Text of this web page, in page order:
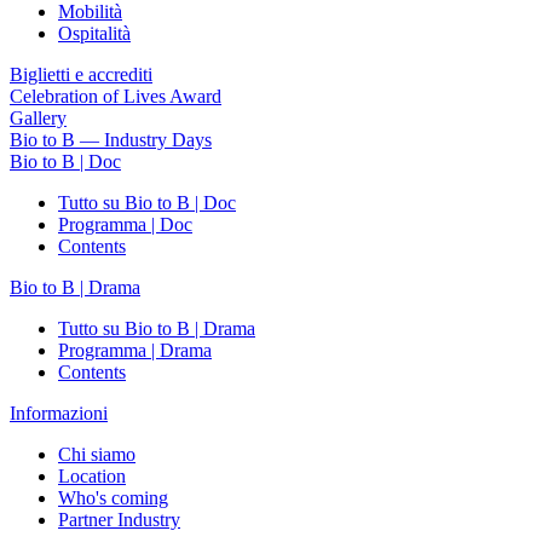
Mobilità
Ospitalità
Biglietti e accrediti
Celebration of Lives Award
Gallery
Bio to B — Industry Days
Bio to B | Doc
Tutto su Bio to B | Doc
Programma | Doc
Contents
Bio to B | Drama
Tutto su Bio to B | Drama
Programma | Drama
Contents
Informazioni
Chi siamo
Location
Who's coming
Partner Industry